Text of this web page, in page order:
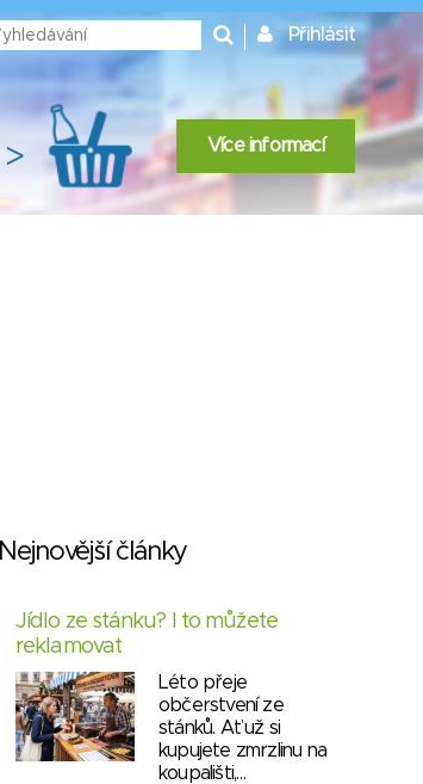
Přihlásit
> Více informací
Nejnovější články
Jídlo ze stánku? I to můžete
reklamovat
Léto přeje
občerstvení ze
stánků. Ať už si
kupujete zmrzlinu na
koupališti,…